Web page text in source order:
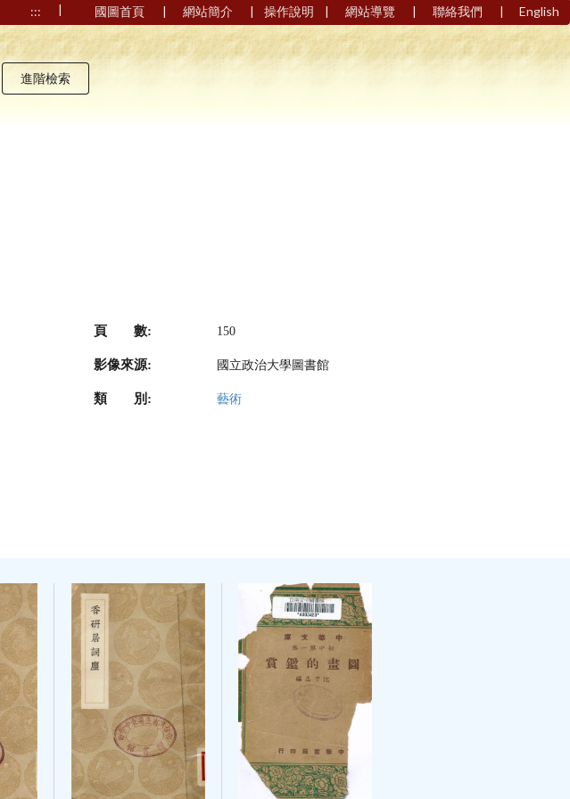
::: | 國圖首頁 | 網站簡介 | 操作說明 | 網站導覽 | 聯絡我們 | English
進階檢索
頁 數: 150
影像來源: 國立政治大學圖書館
類 別: 藝術